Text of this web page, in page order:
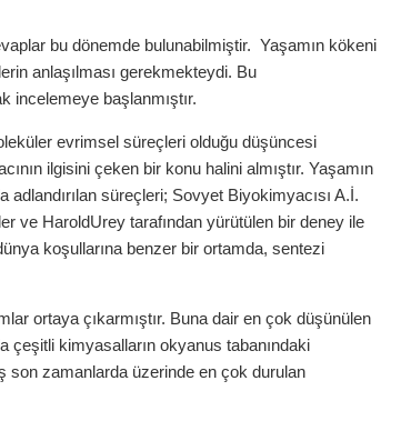
bu dönemde bulunabilmiştir. Yaşamın kökeni
anlaşılması gerekmekteydi. Bu
incelemeye başlanmıştır.
evrimsel süreçleri olduğu düşüncesi
ilgisini çeken bir konu halini almıştır. Yaşamın
süreçleri; Sovyet Biyokimyacısı A.İ.
ve HaroldUrey tarafından yürütülen bir deney ile
koşullarına benzer bir ortamda, sentezi
ortaya çıkarmıştır. Buna dair en çok düşünülen
çeşitli kimyasalların okyanus tabanındaki
son zamanlarda üzerinde en çok durulan